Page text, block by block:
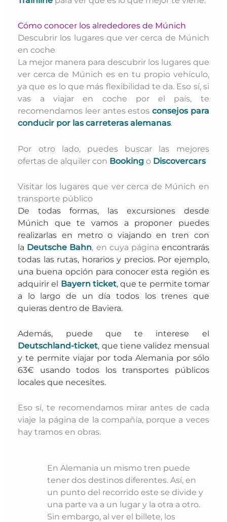
Cómo conocer los alrededores de Múnich
Descubrir los lugares que ver cerca de Múnich
en coche
La mejor manera para descubrir los lugares que
ver cerca de Múnich es en tu propio vehículo,
ya que es lo que más flexibilidad te da. Eso sí, si
vas a viajar en coche por el país, te
recomendamos leer antes estosconsejos para
conducir por las carreteras alemanas.
Por otro lado, puedes buscar las mejores
ofertas de alquiler con Bookingo Discovercars
Visitar los lugares que ver cerca de Múnich en
transporte público
De todas formas, las excursiones desde
Múnich que te vamos a proponer puedes
realizarlas en metro o viajando en tren con
la Deutsche Bahn, en cuya página encontrarás
todas las rutas, horarios y precios. Por ejemplo,
una buena opción para conocer esta región es
adquirir el Bayern ticket, que te permite tomar
a lo largo de un día todos los trenes que
quieras dentro de Baviera.
Además, puede que te interese el
Deutschland-ticket, que tiene validez mensual
y te permite viajar por toda Alemania por sólo
63€ usando todos los transportes públicos
locales que necesites.
Eso sí, te recomendamos mirar antes de cada
viaje la página de la compañía, porque a veces
hay tramos en obras.
En Alemania un mismo tren puede
tener dos destinos diferentes. Así, en
un punto del recorrido este se divide y
una parte va a un lugar y la otra a otro.
Sin embargo, al ver el billete, los